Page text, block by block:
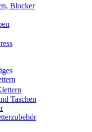
Blocker
Taschen